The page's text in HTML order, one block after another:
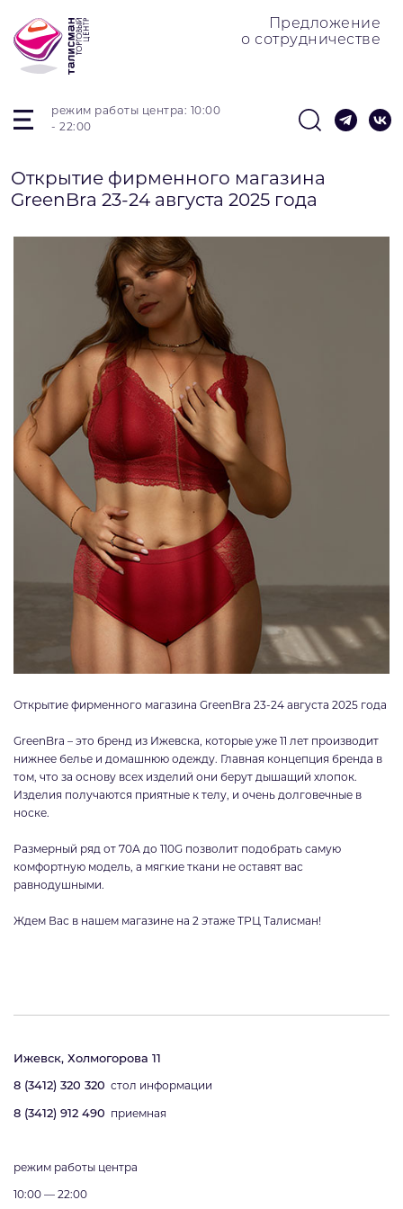
режим работы центра: 10:00
- 22:00
Предложение
о сотрудничестве
Открытие фирменного магазина
GreenBra 23-24 августа 2025 года
Открытие фирменного магазина GreenBra 23-24 августа 2025 года
GreenBra – это бренд из Ижевска, которые уже 11 лет производит
нижнее белье и домашнюю одежду. Главная концепция бренда в
том, что за основу всех изделий они берут дышащий хлопок.
Изделия получаются приятные к телу, и очень долговечные в
носке.
Размерный ряд от 70А до 110G позволит подобрать самую
комфортную модель, а мягкие ткани не оставят вас
равнодушными.
Ждем Вас в нашем магазине на 2 этаже ТРЦ Талисман!
Ижевск, Холмогорова 11
8 (3412) 320 320 стол информации
8 (3412) 912 490 приемная
режим работы центра
10:00 — 22:00